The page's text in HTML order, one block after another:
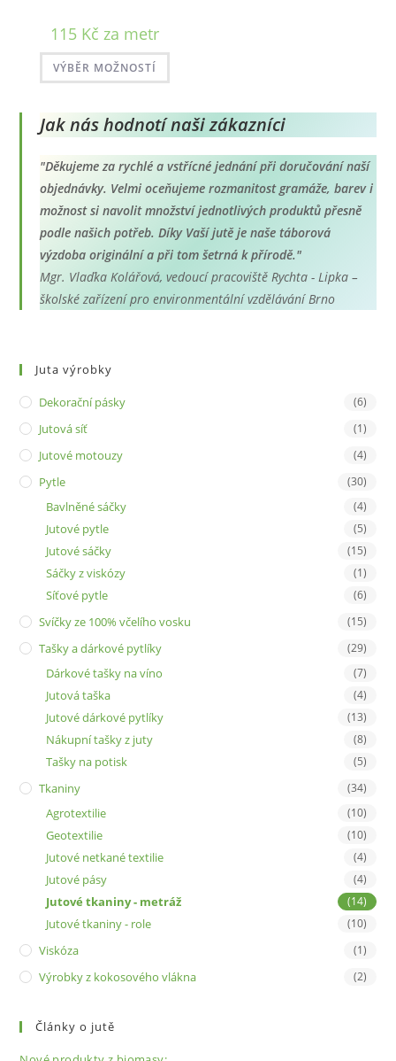
115 Kč za metr
VÝBĚR MOŽNOSTÍ
Tento
má
Možnosti
lze
na
stránce
produktu
Jak nás hodnotí naši zákazníci
"Děkujeme za rychlé a vstřícné jednání při doručování naší
objednávky. Velmi oceňujeme rozmanitost gramáže, barev i
možnost si navolit množství jednotlivých produktů přesně
podle našich potřeb. Díky Vaší jutě je naše táborová
výzdoba originální a při tom šetrná k přírodě."
Mgr. Vlaďka Kolářová, vedoucí pracoviště Rychta - Lipka –
školské zařízení pro environmentální vzdělávání Brno
Juta výrobky
Dekorační pásky (6)
Jutová síť (1)
Jutové motouzy (4)
Pytle (30)
Bavlněné sáčky (4)
Jutové pytle (5)
Jutové sáčky (15)
Sáčky z viskózy (1)
Síťové pytle (6)
Svíčky ze 100% včelího vosku (15)
Tašky a dárkové pytlíky (29)
Dárkové tašky na víno (7)
Jutová taška (4)
Jutové dárkové pytlíky (13)
Nákupní tašky z juty (8)
Tašky na potisk (5)
Tkaniny (34)
Agrotextilie (10)
Geotextilie (10)
Jutové netkané textilie (4)
Jutové pásy (4)
Jutové tkaniny - metráž (14)
Jutové tkaniny - role (10)
Viskóza (1)
Výrobky z kokosového vlákna (2)
Články o jutě